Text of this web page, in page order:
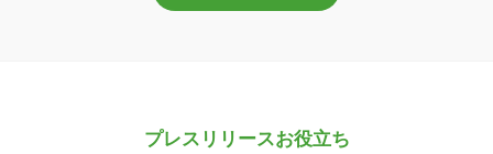
プレスリリースお役立ち